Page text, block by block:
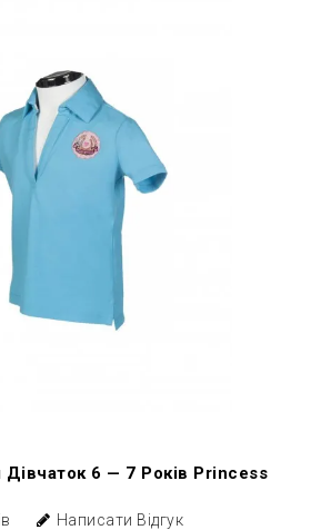
6 — 7 Років Princess
Написати Відгук